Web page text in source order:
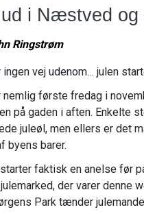
i Næstved og
Ringstrøm
ingen vej udenom… julen
nemlig første fredag i
på gaden i aften. Enkelte
juleøl, men ellers er det
byens barer.
faktisk en anelse før
der varer denne
Park tænder